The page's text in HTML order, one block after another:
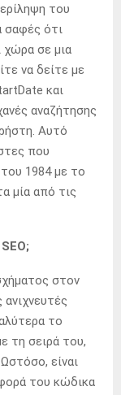
του
σαφές ότι
χώρα σε μια
να δείτε με
και
αναζήτησης
Αυτό
που
1984 με το
μία από τις
στον
το
τη σειρά του,
είναι
του κώδικα